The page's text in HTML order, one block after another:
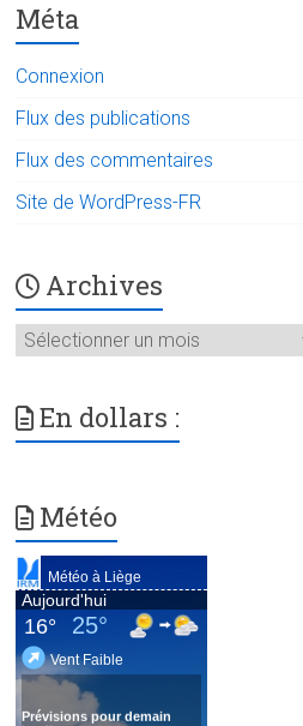
Méta
Connexion
Flux des publications
Flux des commentaires
Site de WordPress-FR
Archives
Archives
En dollars :
Météo